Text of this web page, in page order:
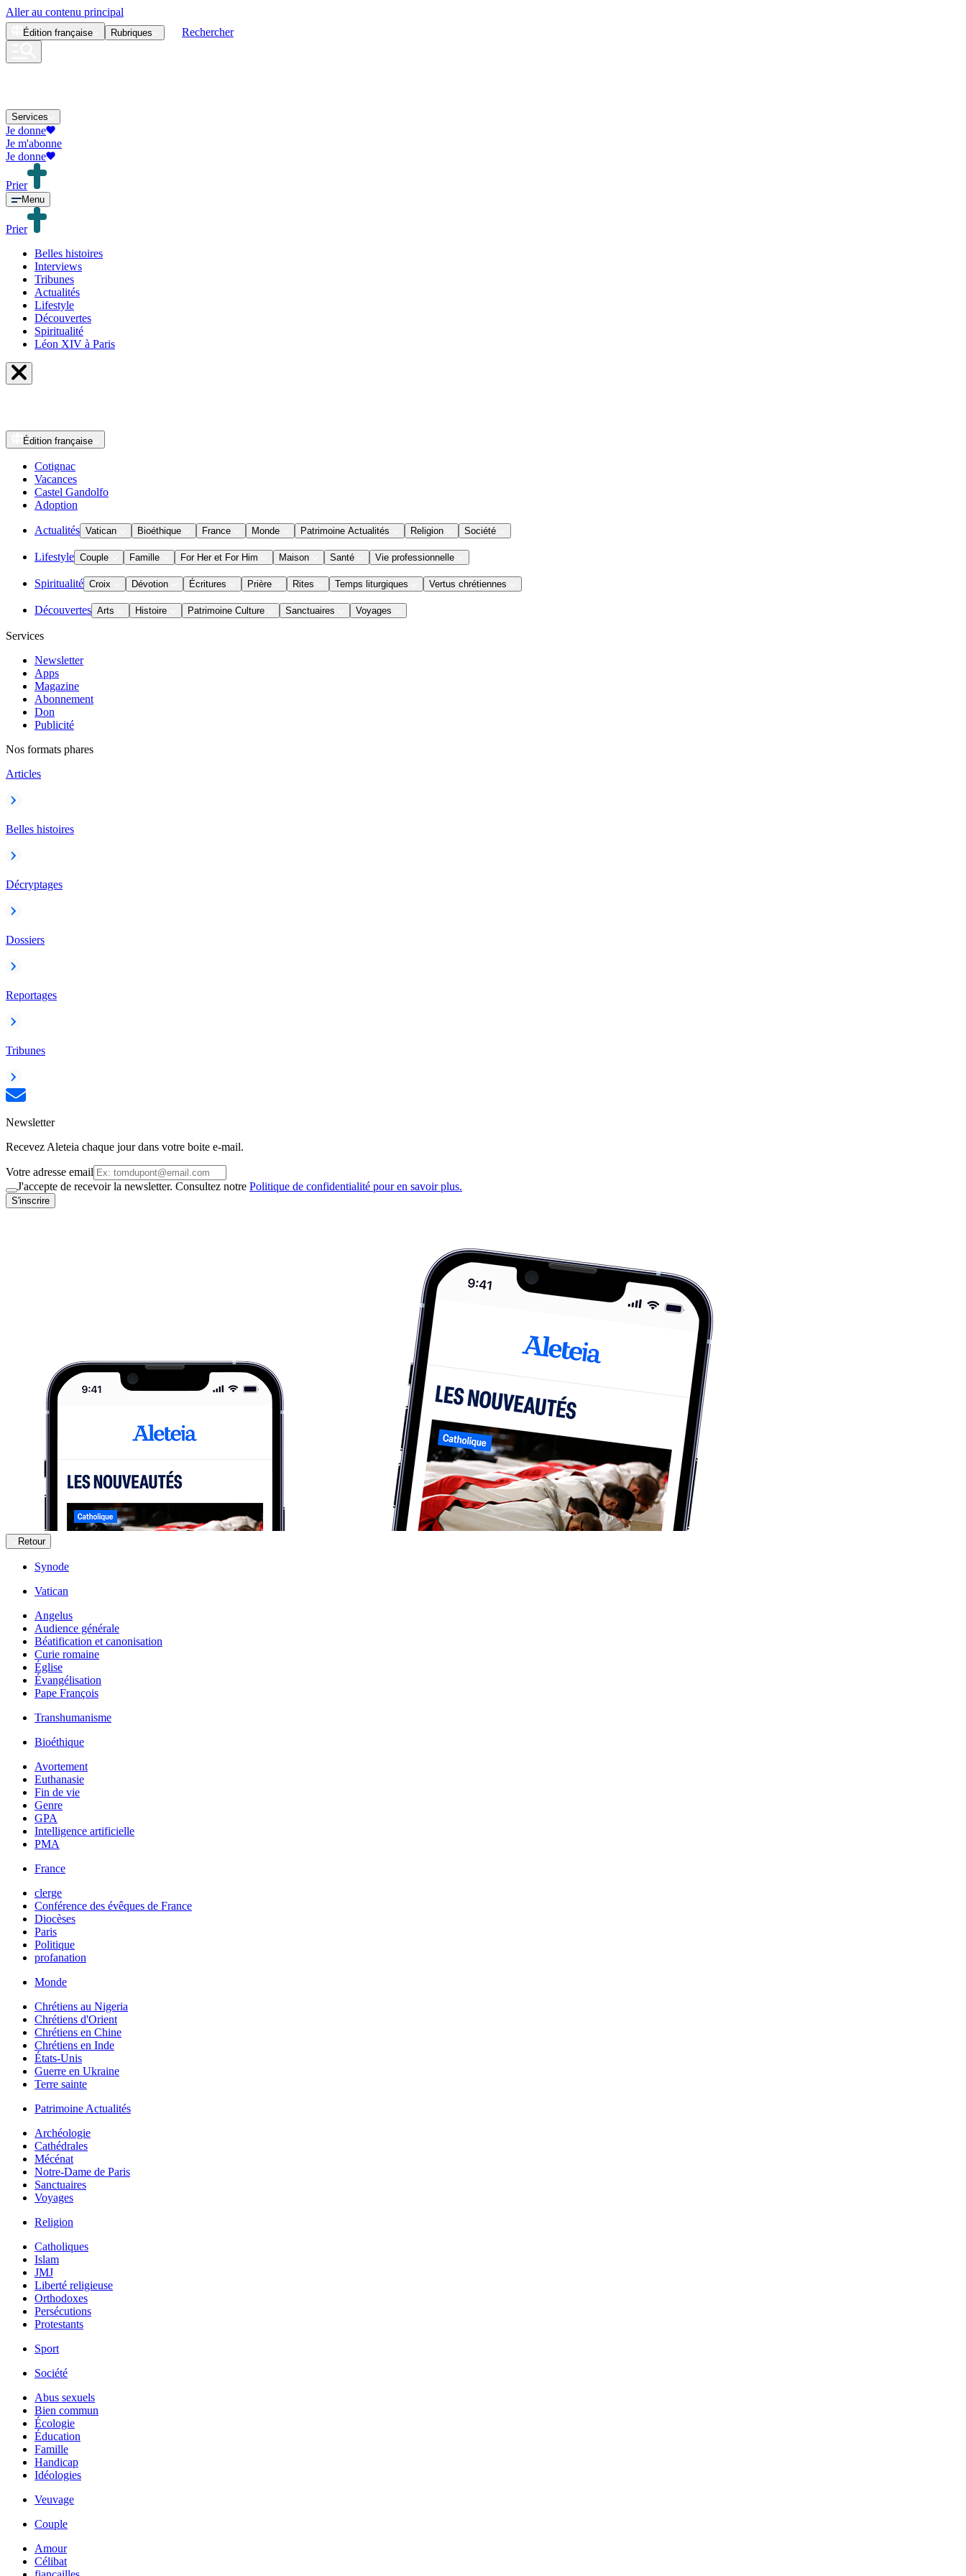
Aller au contenu principal
Édition française Rubriques Rechercher
Services
Je donne
Je m'abonne
Je donne
Prier
Menu
Prier
Belles histoires
Interviews
Tribunes
Actualités
Lifestyle
Découvertes
Spiritualité
Léon XIV à Paris
Édition française
Cotignac
Vacances
Castel Gandolfo
Adoption
Actualités Vatican Bioéthique France Monde Patrimoine Actualités Religion Société
Lifestyle Couple Famille For Her et For Him Maison Santé Vie professionnelle
Spiritualité Croix Dévotion Écritures Prière Rites Temps liturgiques Vertus chrétiennes
Découvertes Arts Histoire Patrimoine Culture Sanctuaires Voyages
Services
Newsletter
Apps
Magazine
Abonnement
Don
Publicité
Nos formats phares
Articles
Belles histoires
Décryptages
Dossiers
Reportages
Tribunes
Newsletter
Recevez Aleteia chaque jour dans votre boite e-mail.
Votre adresse email
J'accepte de recevoir la newsletter. Consultez notre Politique de confidentialité pour en savoir plus.
S'inscrire
Retour
Synode
Vatican
Angelus
Audience générale
Béatification et canonisation
Curie romaine
Église
Évangélisation
Pape François
Transhumanisme
Bioéthique
Avortement
Euthanasie
Fin de vie
Genre
GPA
Intelligence artificielle
PMA
France
clerge
Conférence des évêques de France
Diocèses
Paris
Politique
profanation
Monde
Chrétiens au Nigeria
Chrétiens d'Orient
Chrétiens en Chine
Chrétiens en Inde
États-Unis
Guerre en Ukraine
Terre sainte
Patrimoine Actualités
Archéologie
Cathédrales
Mécénat
Notre-Dame de Paris
Sanctuaires
Voyages
Religion
Catholiques
Islam
JMJ
Liberté religieuse
Orthodoxes
Persécutions
Protestants
Sport
Société
Abus sexuels
Bien commun
Écologie
Éducation
Famille
Handicap
Idéologies
Veuvage
Couple
Amour
Célibat